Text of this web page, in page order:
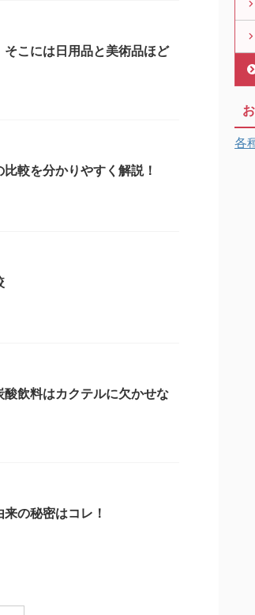
こには日用品と美術品ほど
較を分かりやすく解説！
酸飲料はカクテルに欠かせな
の秘密はコレ！
各